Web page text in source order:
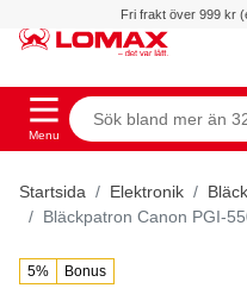
Fri frakt över 999 kr
Menu
Startsida Elektronik
Bläckpatron Canon PGI-
5% Bonus